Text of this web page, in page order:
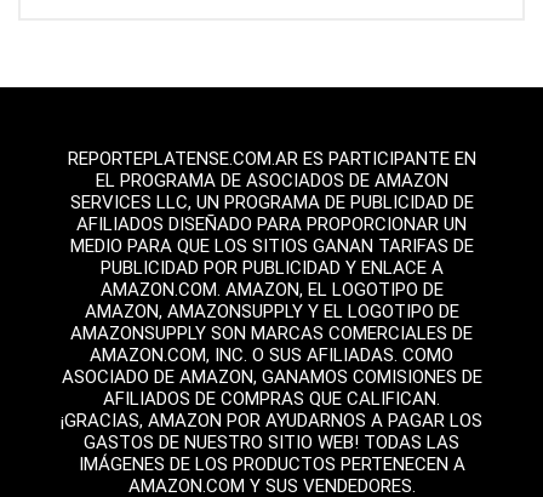
REPORTEPLATENSE.COM.AR ES PARTICIPANTE EN
EL PROGRAMA DE ASOCIADOS DE AMAZON
SERVICES LLC, UN PROGRAMA DE PUBLICIDAD DE
AFILIADOS DISEÑADO PARA PROPORCIONAR UN
MEDIO PARA QUE LOS SITIOS GANAN TARIFAS DE
PUBLICIDAD POR PUBLICIDAD Y ENLACE A
AMAZON.COM. AMAZON, EL LOGOTIPO DE
AMAZON, AMAZONSUPPLY Y EL LOGOTIPO DE
AMAZONSUPPLY SON MARCAS COMERCIALES DE
AMAZON.COM, INC. O SUS AFILIADAS. COMO
ASOCIADO DE AMAZON, GANAMOS COMISIONES DE
AFILIADOS DE COMPRAS QUE CALIFICAN.
¡GRACIAS, AMAZON POR AYUDARNOS A PAGAR LOS
GASTOS DE NUESTRO SITIO WEB! TODAS LAS
IMÁGENES DE LOS PRODUCTOS PERTENECEN A
AMAZON.COM Y SUS VENDEDORES.